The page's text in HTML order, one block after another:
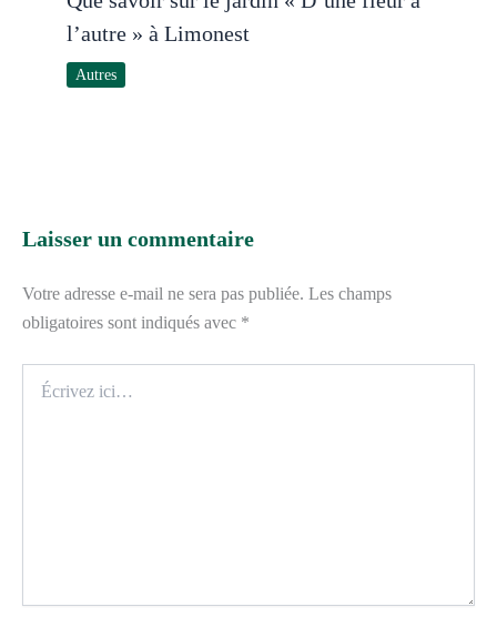
l’autre » à Limonest
Autres
Laisser un commentaire
Votre adresse e-mail ne sera pas publiée. Les champs
obligatoires sont indiqués avec *
ici…